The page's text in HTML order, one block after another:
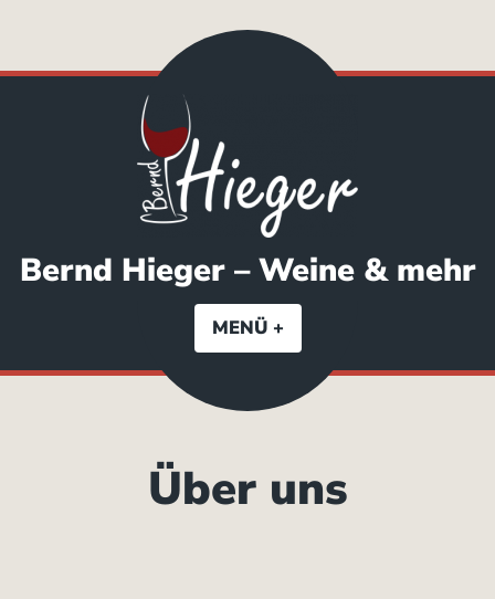
Bernd Hieger – Weine & mehr
MENÜ +
Über uns